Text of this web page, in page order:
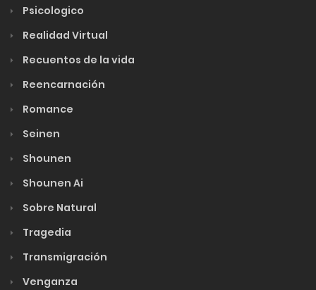
Psicologico
Realidad Virtual
Recuentos de la vida
Reencarnación
Romance
Seinen
Shounen
Shounen Ai
Sobre Natural
Tragedia
Transmigración
Venganza